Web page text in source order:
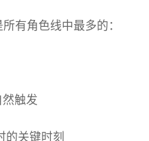
有角色线中最多的：
触发
关键时刻